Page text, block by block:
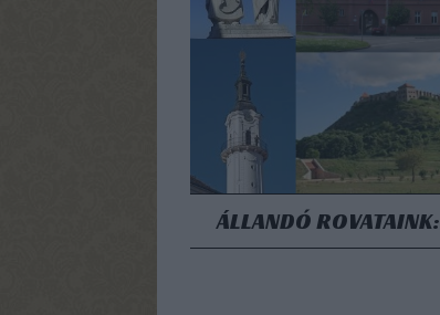
ÁLLANDÓ ROVATAINK: